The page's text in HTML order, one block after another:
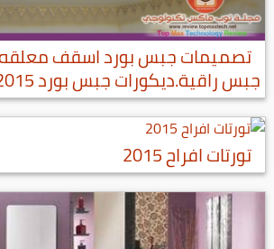
جبس راقية.ديكورات جبس بورد 2015
تورتات افراح 2015